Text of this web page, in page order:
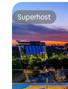
Superhost
Superhost